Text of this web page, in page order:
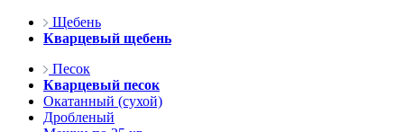
Щебень
Кварцевый щебень
Песок
Кварцевый песок
Окатанный (сухой)
Дробленый